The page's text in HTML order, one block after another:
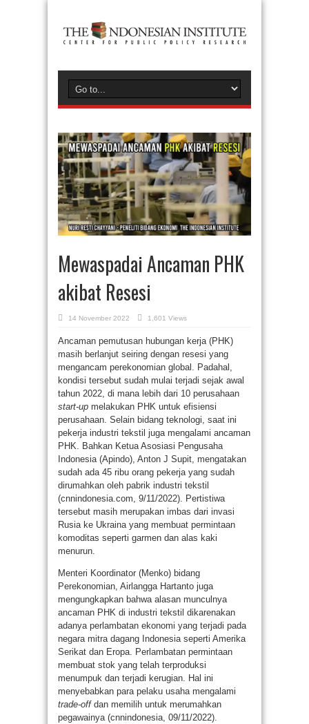
Mewaspadai Ancaman PHK
akibat Resesi
14 November 2022 1,601 Views
Ancaman pemutusan hubungan kerja (PHK)
masih berlanjut seiring dengan resesi yang
mengancam perekonomian global. Padahal,
kondisi tersebut sudah mulai terjadi sejak awal
tahun 2022, di mana lebih dari 10 perusahaan
start-up melakukan PHK untuk efisiensi
perusahaan. Selain bidang teknologi, saat ini
pekerja industri tekstil juga mengalami ancaman
PHK. Bahkan Ketua Asosiasi Pengusaha
Indonesia (Apindo), Anton J Supit, mengatakan
sudah ada 45 ribu orang pekerja yang sudah
dirumahkan oleh pabrik industri tekstil
(cnnindonesia.com, 9/11/2022). Pertistiwa
tersebut masih merupakan imbas dari invasi
Rusia ke Ukraina yang membuat permintaan
komoditas seperti garmen dan alas kaki
menurun.
Menteri Koordinator (Menko) bidang
Perekonomian, Airlangga Hartanto juga
mengungkapkan bahwa alasan munculnya
ancaman PHK di industri tekstil dikarenakan
adanya perlambatan ekonomi yang terjadi pada
negara mitra dagang Indonesia seperti Amerika
Serikat dan Eropa. Perlambatan permintaan
membuat stok yang telah terproduksi
menumpuk dan terjadi kerugian. Hal ini
menyebabkan para pelaku usaha mengalami
trade-off dan memilih untuk merumahkan
pegawainya (cnnindonesia, 09/11/2022).